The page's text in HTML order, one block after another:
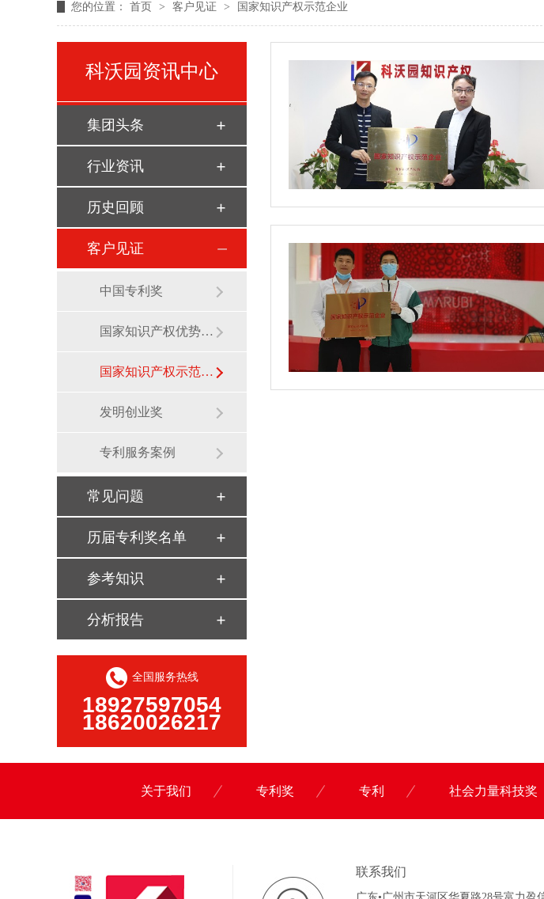
您的位置： 首页 > 客户见证 > 国家知识产权示范企业
科沃园资讯中心
集团头条
行业资讯
历史回顾
客户见证
中国专利奖
国家知识产权优势企业
国家知识产权示范企业
发明创业奖
专利服务案例
常见问题
历届专利奖名单
参考知识
分析报告
全国服务热线
18927597054
18620026217
关于我们 专利奖 专利 社会力量科技奖
联系我们